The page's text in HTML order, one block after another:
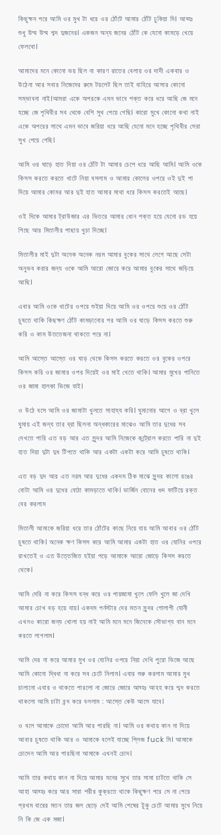
কিছুক্ষন পরে আমি ওর মুখ টা ধরে ওর ঠোঁটে আমার ঠোঁট ঢুকিয়া দি। আহ্হঃ
শুধু উম্ম উম্ম শব্দ দুজনের। একজন অন্য জনের ঠোঁট কে যেনো কামড়ে খেয়ে
ফেলবো।
আমাদের মনে কোনো ভয় ছিল না কারণ রাতের বেলায় ওর দাদী একবার ও
উঠেনা আর সবার নিজেদের রুমে টয়লেট ছিল তাই বাহিরে আসার কোনো
সম্ভাবনা নাই।আমরা একে অপরকে এমন ভাবে শক্ত করে ধরে আছি জে মনে
হচ্ছে জে পৃথিবীর সব থেকে বেশি সুখ পেয়ে গেছি। কারো মুখে কোনো কথা নাই
একে অপরের সাথে এমন ভাবে জরিয়া ধরে আছি যেনো মনে হচ্ছে পৃথিবীর সেরা
সুখ পেয়ে গেছি।
আমি ওর ঘাড়ে হাত দিয়া ওর ঠোঁট টা আমার চেপে ধরে আছি আমি। আমি ওকে
কিসস করতে করতে খাটে নিয়া বসলাম ও আমার কোলের ওপরে ওই দুই পা
দিয়ে আমার কোমর আর দুই হাত আমার মাথা ধরে কিসস করতেই আছে।
ওই দিকে আমার ট্রাউজার এর ভিতরে আমার ধোন শক্ত হয়ে যেনো রড হয়ে
গিছে আর মিতালীর পাছায় খুচা দিচ্ছে।
মিতালীর মাই দুটা অনেক অনেক নরম আমার বুকের সাথে লেগে আছে সেটা
অনুভব করার জন্য ওকে আমি আরো জোরে করে আমার বুকের সাথে জড়িয়ে
আছি।
এবার আমি ওকে খাটের ওপরে শুইয়া দিয়ে আমি ওর ওপরে শুয়ে ওর ঠোঁট
চুষতে থাকি কিছক্ষণ ঠোঁট কামড়ানোর পর আমি ওর ঘাড়ে কিসস করতে শুরু
করি ও কাম উততেজনা থাকতে পরে না।
আমি আস্তে আস্তে ওর ঘাড় থেকে কিসস করতে করতে ওর বুকের ওপরে
কিসস করি ওর জামার ওপর দিয়েই ওর মাই খেতে থাকি। আমার মুখের পানিতে
ওর জামা হালকা ভিজে যাই।
ও উঠে বসে আমি ওর জামাটা খুলতে সাহায্য করি। ঘুমানোর আগে ও ব্রা খুলে
ঘুমায় এই জন্য তার ব্রা ছিলনা অন্ধকারের মাঝেও আমি তার দুধের সব
দেখতে পারি এত বড় আর এত সুন্দর আমি নিজেকে কন্ট্রোল করতে পারি না দুই
হাত দিয়া দুটা দুধ টিপতে থাকি আর একটা একটা করে আমি চুষতে থাকি।
এত বড় দুদ আর এত নরম আর দুধের একদম ঠিক মাঝে সুন্দর কালো রঙের
বোটা আমি ওর দুধের বোঠা কামড়াতে থাকি। ভার্জিন বোনের গুদ ফাটিয়ে রক্ত
বের করলাম
মিতালী আমাকে জরিয়া ধরে তার ঠোঁটের কাছে নিয়ে যায় আমি আবার ওর ঠোঁট
চুষতে থাকি। অনেক ক্ষণ কিসস করে আমি আমার একটা হাত ওর যোনির ওপরে
রাখতেই ও এত উত্তেজিত হইয়া পড়ে আমাকে আরো জোড়ে কিসস করতে
থেকে।
আমি দেরি না করে কিসস বন্ধ করে ওর পায়জামা খুলে ফেলি খুলে জা দেখি
আমার চোখ বড় হয়ে যায়। একদম পর্নস্টার দের মতন সুন্দর গোলাপী যোনী
এখনও কারো জন্য খোলা হয় নাই আমি মনে মনে জিনেকে সৌভাগ্য বান মনে
করতে লাগলাম।
আমি দের না করে আমার মুখ ওর যোনির ওপরে নিয়া দেখি পুরো ভিজে আছে
আমি কোনো দ্বিধা না করে সব চেটে নিলাম। এবার শুরু করলাম আমার মুখ
চালানো এবার ও থাকতে পারলো না জোরে জোরে আহ্হঃ আহহ করে শব্দ করতে
থাকলো আমি চাটা বন্দ করে বললাম : আস্তে কেউ আসে যাবে।
ও বলে আমাকে চোদো আমি আর পারছি না। আমি ওর কথায় কান না দিয়ে
আবার চুষতে থাকি আর ও আমাকে বলেই যাচ্ছে প্লিজ fuck মি। আমাকে
চোদেন আমি আর পারছিনা আমাকে এখনই চোদ।
আমি তার কথায় কান না দিয়ে আমার মনের সুখে তার সামা চাটতে থাকি সে
আহা আহ্হঃ করে আর সারা শরীর কুক্রতে থাকে কিছুক্ষণ পরে সে না পেরে
প্রথম বারের মতন তার জল ছেড়ে দেই আমি শেষের টুকু চেটে আমার মুখে নিয়ে
নি কি জে এক মজা।